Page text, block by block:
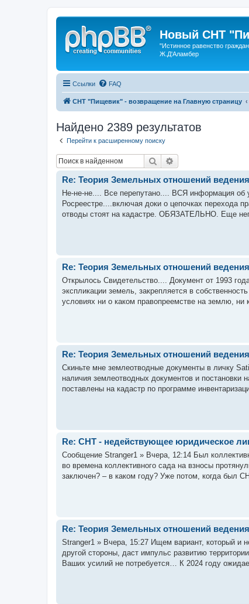
Новый СНТ
"Истинное равенство
Ж.Д'Аламбер
Ссылки FAQ
СНТ "Пищевик" - возвращение на Главную страницу
Найдено 2389 результатов
Перейти к расширенному поиску
Поиск
Re: Теория Земельных отношений
Не-не-не.... Все перепутано.... ВСЯ информация об
Росреестре....включая доки о цепочках
отводы стоят на кадастре. ОБЯЗАТЕЛЬНО. Еще
Re: Теория Земельных отношений
Открылось Свидетельство.... Документ от 1993
экспликации земель, закрепляется в
условиях ни о каком правопреемстве на землю, ни
Re: Теория Земельных отношений
Скиньте мне землеотводные документы в личку
наличия землеотводных документов и
поставлены на кадастр по программе
Re: СНТ - недействующее юридическое
Сообщение Stranger1 » Вчера, 12:14 Был
во времена коллективного сада на взносы
заключен? – в каком году? Уже потом, когда был
Re: Теория Земельных отношений
Stranger1 » Вчера, 15:27 Ищем вариант, который и
другой стороны, даст импульс развитию
Ваших усилий не потребуется… К 2024 году